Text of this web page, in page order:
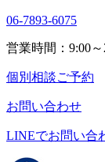
06-7893-6075
営業時間：9:00～
個別相談ご予約
お問い合わせ
LINEでお問い合